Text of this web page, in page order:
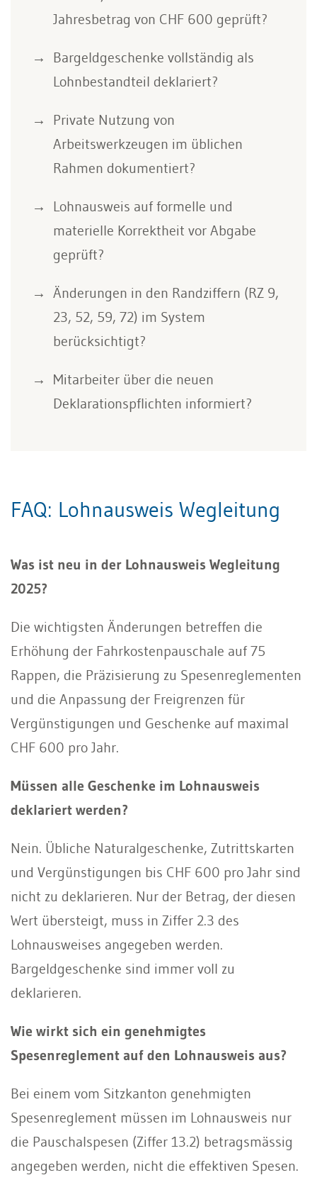
Jahresbetrag von CHF 600 geprüft?
Bargeldgeschenke vollständig als
Lohnbestandteil deklariert?
Private Nutzung von
Arbeitswerkzeugen im üblichen
Rahmen dokumentiert?
Lohnausweis auf formelle und
materielle Korrektheit vor Abgabe
geprüft?
Änderungen in den Randziffern (RZ 9,
23, 52, 59, 72) im System
berücksichtigt?
Mitarbeiter über die neuen
Deklarationspflichten informiert?
FAQ: Lohnausweis Wegleitung
Was ist neu in der Lohnausweis Wegleitung
2025?
Die wichtigsten Änderungen betreffen die
Erhöhung der Fahrkostenpauschale auf 75
Rappen, die Präzisierung zu Spesenreglementen
und die Anpassung der Freigrenzen für
Vergünstigungen und Geschenke auf maximal
CHF 600 pro Jahr.
Müssen alle Geschenke im Lohnausweis
deklariert werden?
Nein. Übliche Naturalgeschenke, Zutrittskarten
und Vergünstigungen bis CHF 600 pro Jahr sind
nicht zu deklarieren. Nur der Betrag, der diesen
Wert übersteigt, muss in Ziffer 2.3 des
Lohnausweises angegeben werden.
Bargeldgeschenke sind immer voll zu
deklarieren.
Wie wirkt sich ein genehmigtes
Spesenreglement auf den Lohnausweis aus?
Bei einem vom Sitzkanton genehmigten
Spesenreglement müssen im Lohnausweis nur
die Pauschalspesen (Ziffer 13.2) betragsmässig
angegeben werden, nicht die effektiven Spesen.